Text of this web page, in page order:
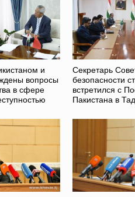
и
вопросы
в сфере
Секретарь
безопасности
встретился с
Пакистана в